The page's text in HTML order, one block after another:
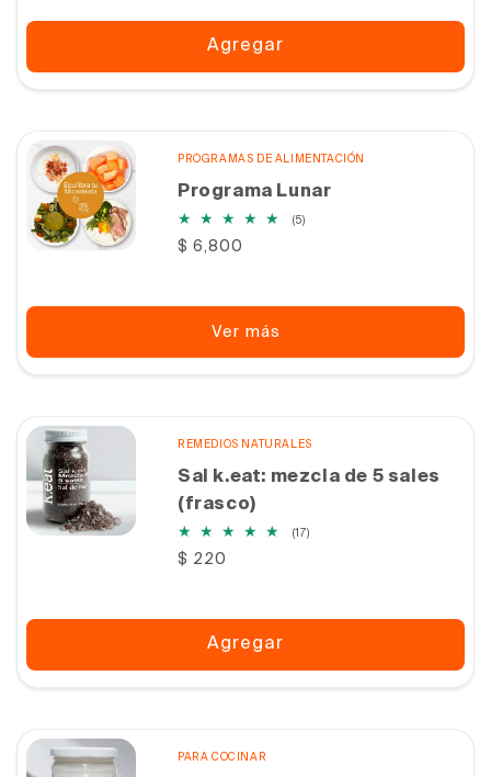
Agregar
PROGRAMAS DE ALIMENTACIÓN
Programa Lunar
(5)5
Precio
$ 6,800
Ver más
REMEDIOS NATURALES
Sal k.eat: mezcla de 5 sales
(frasco)
(17)17
Precio
$ 220
Agregar
PARA COCINAR